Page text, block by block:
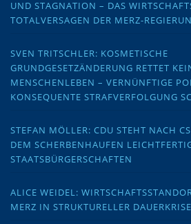
UND STAGNATION – DAS
TOTALVERSAGEN DER MERZ-
SVEN TRITSCHLER: KOSMETISCHE
GRUNDGESETZÄNDERUNG RETTET
MENSCHENLEBEN – VERNÜNFTIGE
KONSEQUENTE STRAFVERFOLGUNG
STEFAN MÖLLER: CDU STEHT NACH
DEM SCHERBENHAUFEN
STAATSBÜRGERSCHAFTEN
ALICE WEIDEL:
MERZ IN STRUKTURELLER DAUERKRISE